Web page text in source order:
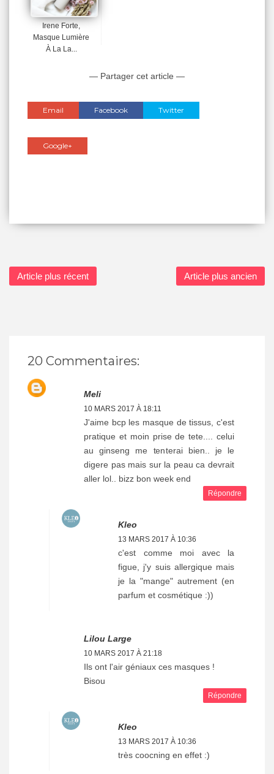
Irene Forte,
Masque Lumière
À La La...
— Partager cet article —
Email Facebook Twitter
Google+
Article plus récent Article plus ancien
20 Commentaires:
Meli
10 MARS 2017 À 18:11
J'aime bcp les masque de tissus, c'est
pratique et moin prise de tete.... celui
au ginseng me tenterai bien.. je le
digere pas mais sur la peau ca devrait
aller lol.. bizz bon week end
Répondre
Kleo
13 MARS 2017 À 10:36
c'est comme moi avec la
figue, j'y suis allergique mais
je la "mange" autrement (en
parfum et cosmétique :))
Lilou Large
10 MARS 2017 À 21:18
Ils ont l'air géniaux ces masques !
Bisou
Répondre
Kleo
13 MARS 2017 À 10:36
très coocning en effet :)